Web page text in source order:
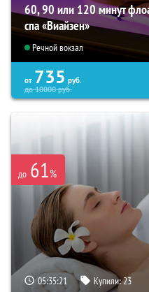
60, 90 или 120 минут
спа «Виайзен»
Речной вокзал
от 735 руб.
до10000руб.
до 61%
05:35:19 Купили:23